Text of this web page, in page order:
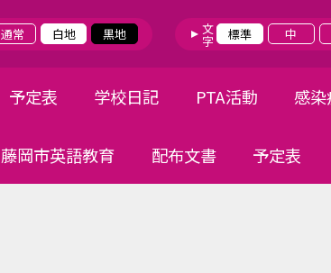
通常 白地 黒地 文字 標準 中
予定表 学校日記 PTA活動 感
藤岡市英語教育 配布文書 予定表